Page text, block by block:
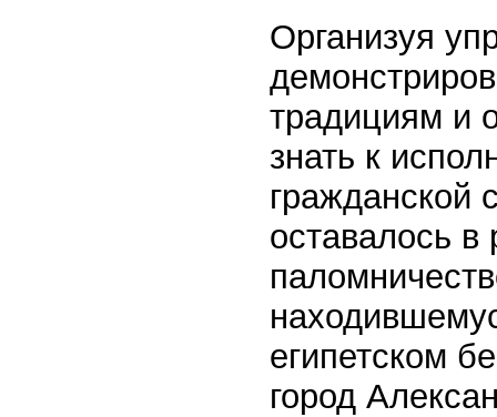
Организуя
традициям и
знать к
гражданской
оставалось
египетском
город